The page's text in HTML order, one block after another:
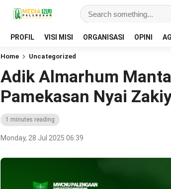
PROFIL VISI MISI ORGANISASI OPINI
Home Uncategorized
Adik Almarhum
Pamekasan Nyai
1 minutes reading
Monday, 28 Jul 2025 06:39